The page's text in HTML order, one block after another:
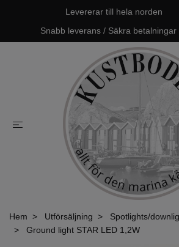
Levererar till hela norden
Snabb leverans / Säkra
Hem Utförsäljning
Spotlights/
Ground light STAR LED 1,2W